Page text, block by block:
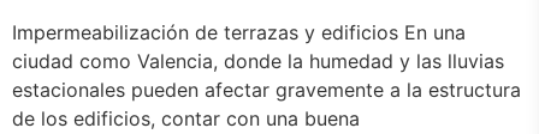
Impermeabilización de terrazas y edificios En una
ciudad como Valencia, donde la humedad y las lluvias
estacionales pueden afectar gravemente a la estructura
de los edificios, contar con una buena